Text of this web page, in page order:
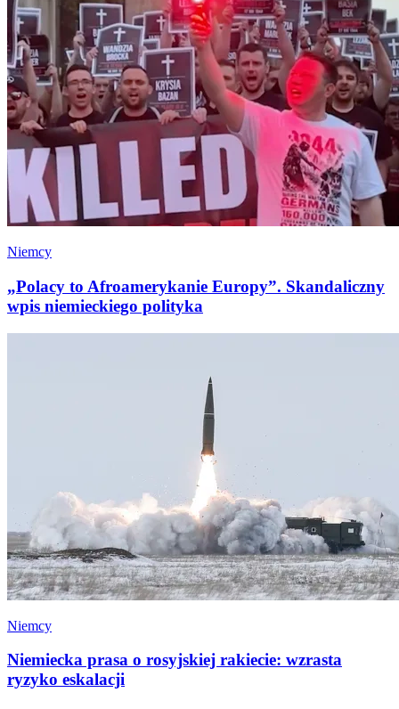
Niemcy
„Polacy to Afroamerykanie Europy”. Skandaliczny
wpis niemieckiego polityka
Niemcy
Niemiecka prasa o rosyjskiej rakiecie: wzrasta
ryzyko eskalacji